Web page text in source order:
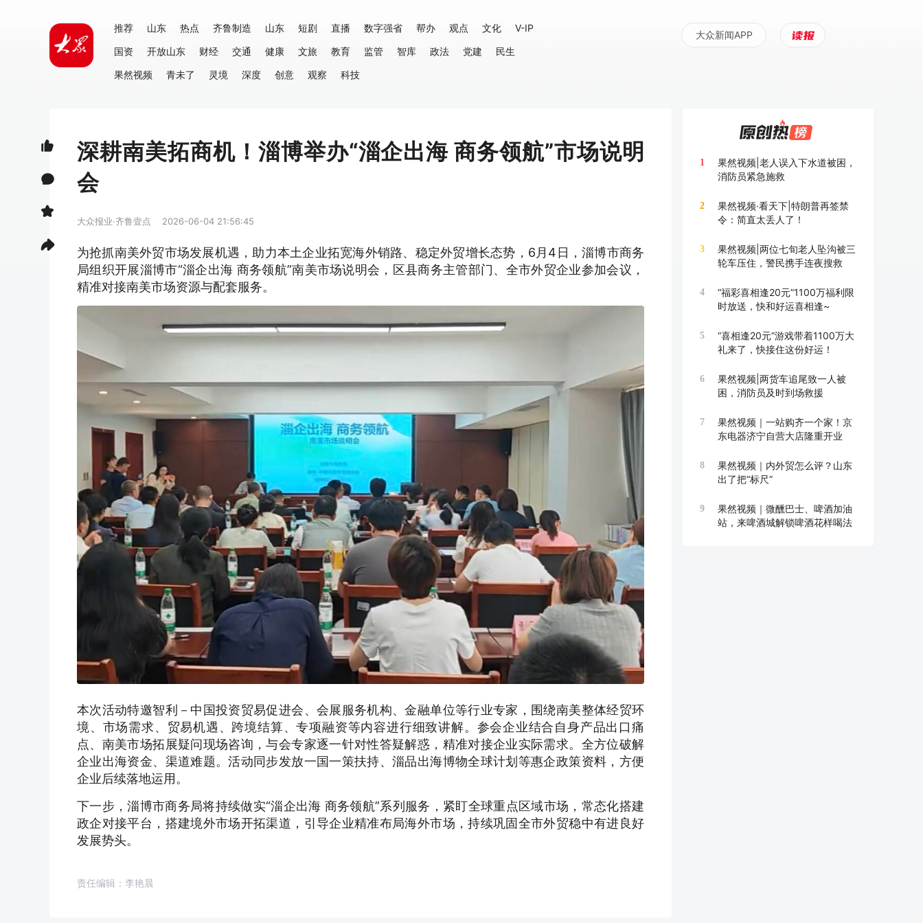
推荐 山东 热点 齐鲁制造 山东 短剧 直播 数字强省 帮办 观点 文化
V-IP
国资
开放山东 财经 交通 健康 文旅 教育 监管 智库 政法 党建
民生
果然视频
青未了 灵境 深度 创意 观察 科技
大众新闻APP
深耕南美拓商机！淄博举办“淄企出海 商务领航”市场说明
会
大众报业·齐鲁壹点 2026-06-04 21:56:45
为抢抓南美外贸市场发展机遇，助力本土企业拓宽海外销路、稳定外贸增长态势，6月4日，淄博市商务
局组织开展淄博市“淄企出海 商务领航”南美市场说明会，区县商务主管部门、全市外贸企业参加会议，
精准对接南美市场资源与配套服务。
本次活动特邀智利－中国投资贸易促进会、会展服务机构、金融单位等行业专家，围绕南美整体经贸环
境、市场需求、贸易机遇、跨境结算、专项融资等内容进行细致讲解。参会企业结合自身产品出口痛
点、南美市场拓展疑问现场咨询，与会专家逐一针对性答疑解惑，精准对接企业实际需求。全方位破解
企业出海资金、渠道难题。活动同步发放一国一策扶持、淄品出海博物全球计划等惠企政策资料，方便
企业后续落地运用。
下一步，淄博市商务局将持续做实“淄企出海 商务领航”系列服务，紧盯全球重点区域市场，常态化搭建
政企对接平台，搭建境外市场开拓渠道，引导企业精准布局海外市场，持续巩固全市外贸稳中有进良好
发展势头。
责任编辑：李艳晨
1
果然视频|老人误入下水道被困，
消防员紧急施救
2
果然视频·看天下|特朗普再签禁
令：简直太丢人了！
3
果然视频|两位七旬老人坠沟被三
轮车压住，警民携手连夜搜救
4
“福彩喜相逢20元”1100万福利限
时放送，快和好运喜相逢~
5
“喜相逢20元”游戏带着1100万大
礼来了，快接住这份好运！
6
果然视频|两货车追尾致一人被
困，消防员及时到场救援
7
果然视频｜一站购齐一个家！京
东电器济宁自营大店隆重开业
8
果然视频｜内外贸怎么评？山东
出了把“标尺”
9
果然视频｜微醺巴士、啤酒加油
站，来啤酒城解锁啤酒花样喝法